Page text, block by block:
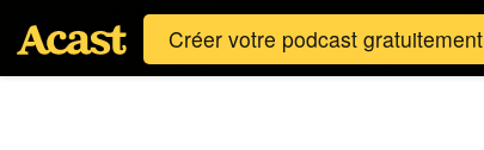
Créer votre podcast gratuitement